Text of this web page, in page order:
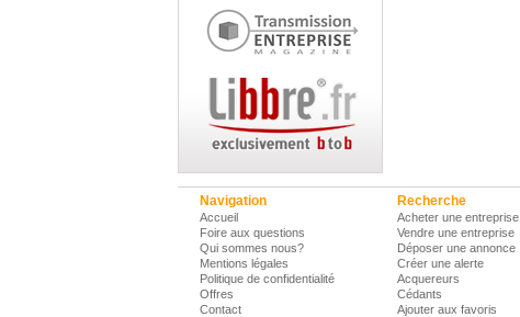
Navigation
Accueil
Foire aux questions
Qui sommes nous?
Mentions légales
Politique de confidentialité
Offres
Contact
Recherche
Acheter une entreprise
Vendre une entreprise
Déposer une annonce
Créer une alerte
Acquereurs
Cédants
Ajouter aux favoris